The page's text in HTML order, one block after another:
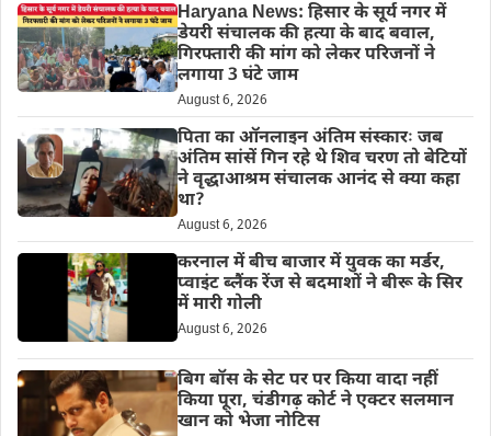
Haryana News: हिसार के सूर्य नगर में
डेयरी संचालक की हत्या के बाद बवाल,
गिरफ्तारी की मांग को लेकर परिजनों ने
लगाया 3 घंटे जाम
August 6, 2026
पिता का ऑनलाइन अंतिम संस्कारः जब
अंतिम सांसें गिन रहे थे शिव चरण तो बेटियों
ने वृद्धाआश्रम संचालक आनंद से क्या कहा
था?
August 6, 2026
करनाल में बीच बाजार में युवक का मर्डर,
प्वाइंट ब्लैंक रेंज से बदमाशों ने बीरू के सिर
में मारी गोली
August 6, 2026
बिग बॉस के सेट पर पर किया वादा नहीं
किया पूरा, चंडीगढ़ कोर्ट ने एक्टर सलमान
खान को भेजा नोटिस